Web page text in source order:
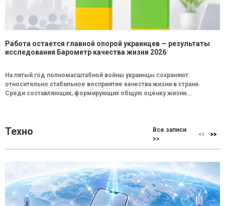
Работа остается главной опорой украинцев — результаты
исследования Барометр качества жизни 2026
На пятый год полномасштабной войны украинцы сохраняют
относительно стабильное восприятие качества жизни в стране.
Среди составляющих, формирующих общую оценку жизни...
Техно
Все записи
>>